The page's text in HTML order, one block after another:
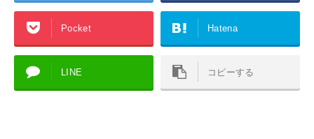
Pocket Hatena
LINE コピーする